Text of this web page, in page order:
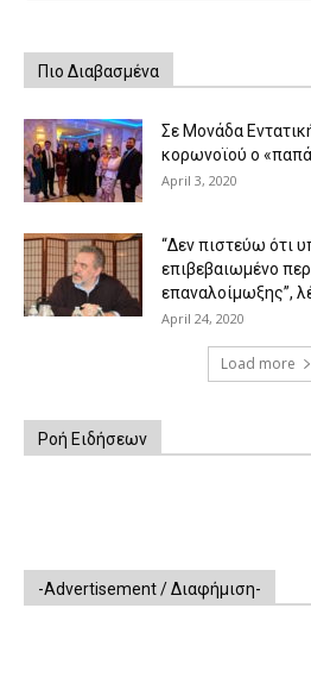
Πιο Διαβασμένα
Σε Μονάδα
κορωνοϊού ο
April 3, 2020
“Δεν πιστεύω ότι
επιβεβαιωμένο
επαναλοίμωξης”,
April 24, 2020
Load more
Ροή Ειδήσεων
-Advertisement / Διαφήμιση-